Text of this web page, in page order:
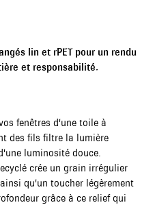
lin et rPET pour un rendu
et responsabilité.
fenêtres d'une toile à
des fils filtre la lumière
luminosité douce.
crée un grain irrégulier
qu'un toucher légèrement
grâce à ce relief qui